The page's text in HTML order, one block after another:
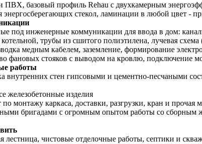
ПВХ, базовый профиль Rehau с двухкамерным
энергосберегающих стекол, ламинации в любой цвет -
под инженерные коммуникации для ввода в дом:
трубы из сшитого полиэтилена, лучевая
медным кабелем, заземление, формирование
фановых стояков с выводом на кровлю, подключение
работы
внутренних стен гипсовыми и цементно-песчаными
железобетонные изделия
монтажу каркаса, доставки, разгрузки, кран и прочая
бригадами с огромным опытом работы со сборным
лестница, чистовые отделочные работы, септики и